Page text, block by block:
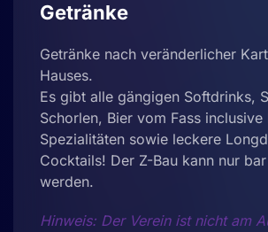
Getränke
Getränke nach veränderlicher
Hauses.
Es gibt alle gängigen Softdrinks,
Schorlen, Bier vom Fass
Spezialitäten sowie leckere
Cocktails! Der Z-Bau kann nur
werden.
Hinweis: Der Verein ist nicht am